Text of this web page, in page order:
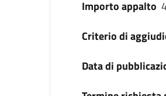
Importo appalto
Criterio di
Data di